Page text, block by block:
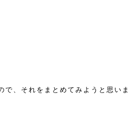
で、それをまとめてみようと思いま